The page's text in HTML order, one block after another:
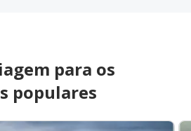
para os
populares